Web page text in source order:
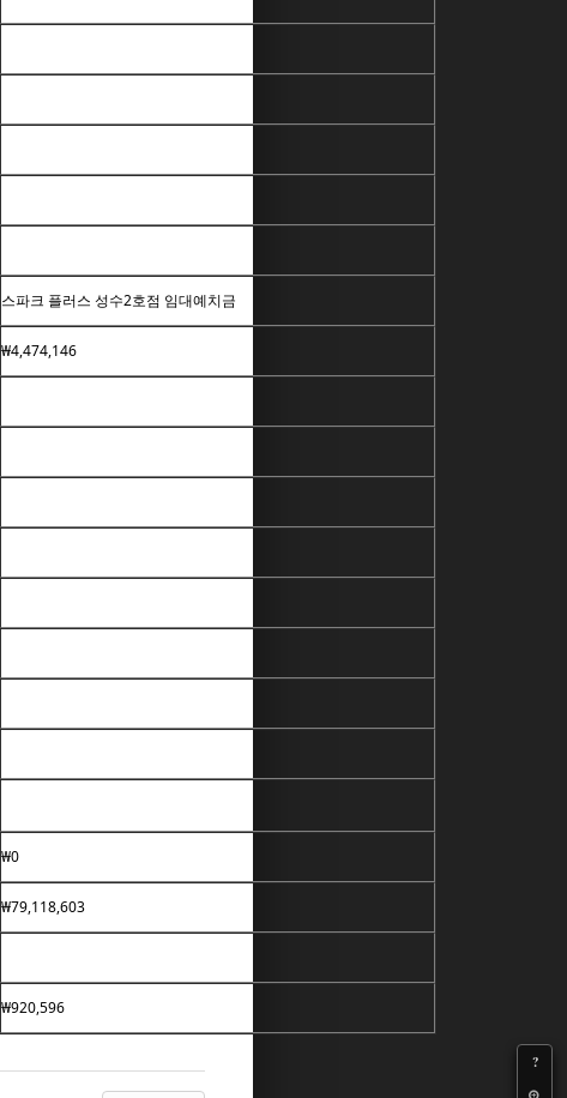
?
스파크 플러스 성수2호점 임대예치금
₩4,474,146
₩0
₩79,118,603
₩920,596